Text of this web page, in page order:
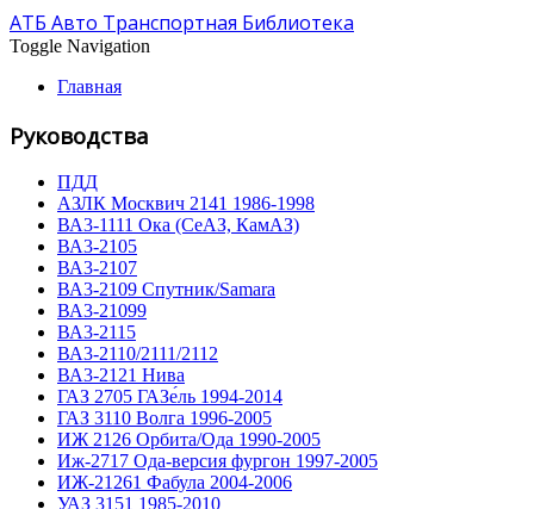
АТБ Авто Транспортная Библиотека
Toggle Navigation
Главная
Руководства
ПДД
АЗЛК Москвич 2141 1986-1998
ВА3-1111 Ока (СеАЗ, КамАЗ)
ВА3-2105
ВА3-2107
ВА3-2109 Спутник/Samara
ВА3-21099
ВА3-2115
ВА3-2110/2111/2112
ВА3-2121 Нива
ГАЗ 2705 ГАЗе́ль 1994-2014
ГАЗ 3110 Волга 1996-2005
ИЖ 2126 Орбита/Ода 1990-2005
Иж-2717 Ода-версия фургон 1997-2005
ИЖ-21261 Фабула 2004-2006
УАЗ 3151 1985-2010